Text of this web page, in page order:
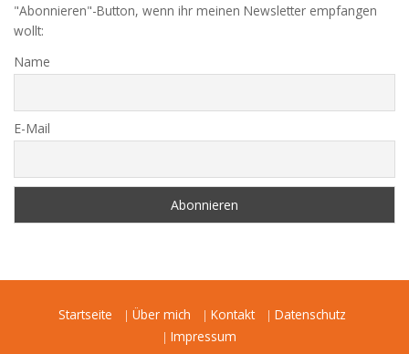
"Abonnieren"-Button, wenn ihr meinen Newsletter empfangen
wollt:
Name
E-Mail
Startseite Über mich Kontakt
Datenschutz
Impressum